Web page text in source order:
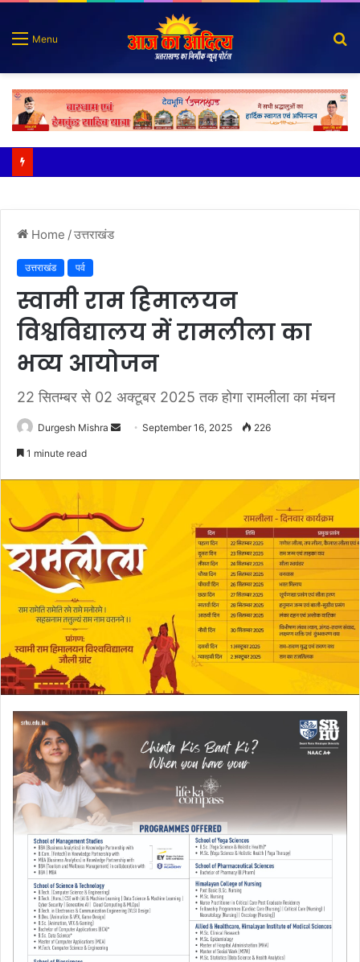
Menu
Home /उत्तराखंड
उत्तराखंड पर्व
स्वामी राम हिमालयन
विश्वविद्यालय में रामलीला का
भव्य आयोजन
22 सितम्बर से 02 अक्टूबर 2025 तक होगा रामलीला का मंचन
Durgesh Mishra
Send September 16, 2025 226
1 minute read